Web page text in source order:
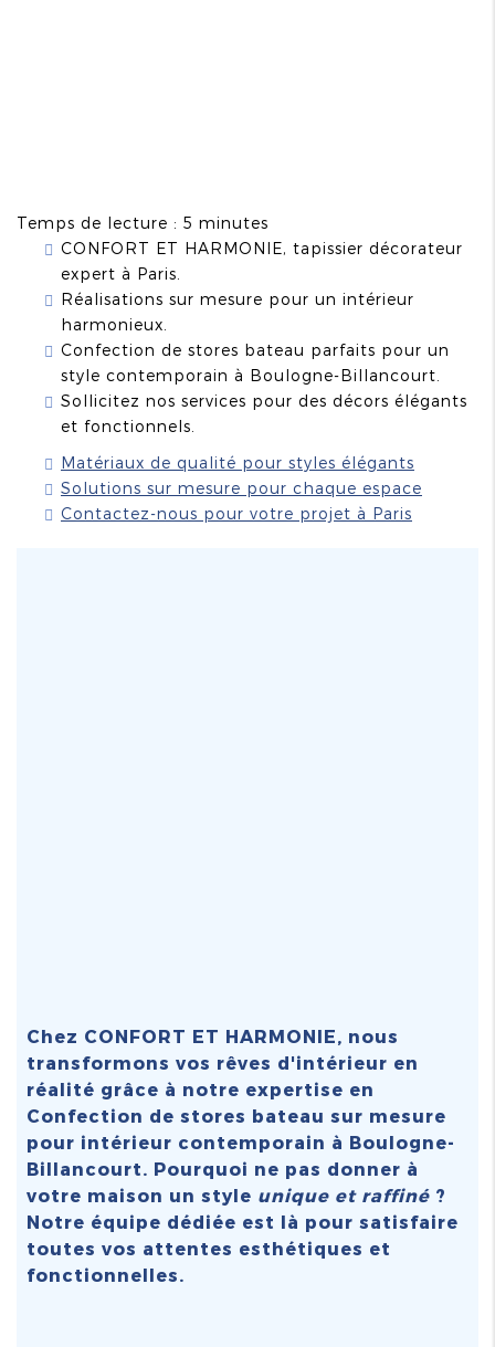
Temps de lecture : 5 minutes
CONFORT ET HARMONIE, tapissier décorateur
expert à Paris.
Réalisations sur mesure pour un intérieur
harmonieux.
Confection de stores bateau parfaits pour un
style contemporain à Boulogne-Billancourt.
Sollicitez nos services pour des décors élégants
et fonctionnels.
Matériaux de qualité pour styles élégants
Solutions sur mesure pour chaque espace
Contactez-nous pour votre projet à Paris
Chez CONFORT ET HARMONIE, nous
transformons vos rêves d'intérieur en
réalité grâce à notre expertise en
Confection de stores bateau sur mesure
pour intérieur contemporain à Boulogne-
Billancourt. Pourquoi ne pas donner à
votre maison un style unique et raffiné?
Notre équipe dédiée est là pour satisfaire
toutes vos attentes esthétiques et
fonctionnelles.